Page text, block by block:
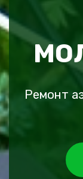
Ремонт